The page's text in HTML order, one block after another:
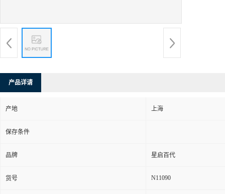
产品详请
产地 上海
保存条件
品牌 星启百代
货号 N11090